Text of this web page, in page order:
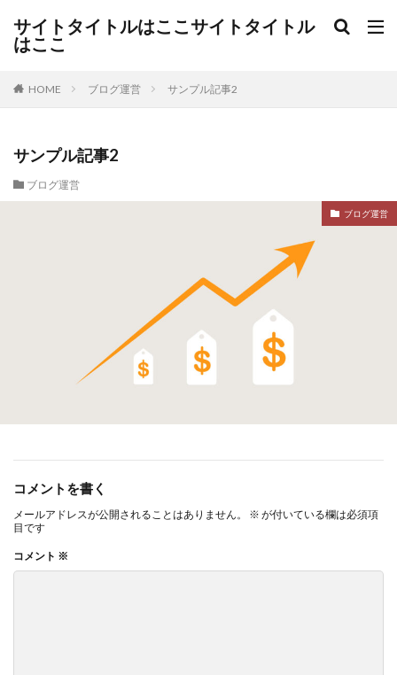
サイトタイトルはここサイトタイトル
はここ
HOME ブログ運営 サンプル記事2
サンプル記事2
ブログ運営
ブログ運営
コメントを書く
メールアドレスが公開されることはありません。 ※ が付いている欄は必須項
目です
コメント ※